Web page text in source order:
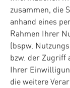
zusammen, die
anhand eines
Rahmen Ihrer
(bspw.
bzw. der Zugriff
Ihrer
die weitere
aus und wir
technischen
da.